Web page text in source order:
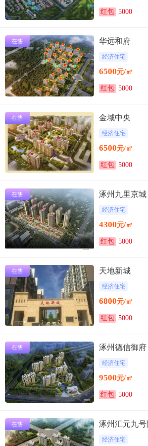
红包 5000
在售 华远和府
经济住宅
6500元/㎡
红包 5000
在售 金域中央
经济住宅
6500元/㎡
红包 5000
在售 涿州九里京城
经济住宅
4300元/㎡
红包 5000
在售 天地新城
经济住宅
6800元/㎡
红包 5000
在售 涿州德信御府
经济住宅
9500元/㎡
红包 5000
在售 涿州汇元九号
经济住宅